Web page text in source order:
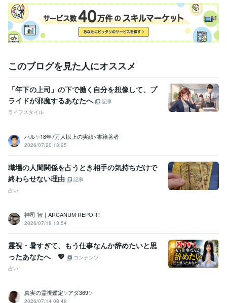
https://coconala.com/invite/F8CSJV
招待コード：F8CSJV
経験職種
営業 / 海外営業 経験年数 : 8年
ライフスタイル・その他 / キャリア・資格アドバイザー
年
職歴
傾聴カウンセラーになるまでの道① 2013年2月 ~ 現在
傾聴カウンセラーになるまでの道② 2021年2月 ~ 現在
産業カウンセラーと出会わなかったら今の私はいない奇跡の合格
家資格キャリコン試験官が傾聴力を高く評価して下さり一発合格
家資格精神保健福祉士になるためキツイ実習も頑張った一発合格
資格・検定
産業カウンセラー 取得年 : 2012年
キャリアコンサルタント
ビジネス・クリエイティブツール
Excel:15年PowerPoint:15年Google サイト:10年
Google スプレッドシート:10年Google スライド:10年
Google ドキュメント:10年
Moneyfoward:10年
ジョブカン会計:10年
傾聴スキル（産業カウンセラー）:12年
このブログを見た人にオススメ
「年下の上司」の下で働く自分を想像して、プ
ライドが邪魔するあなたへ
記事
ライフスタイル
ハル✨18年7万人以上の実績×書籍著者
2026/07/20 13:25
職場の人間関係を占うとき相手の気持ちだけで
終わらせない理由
記事
占い
神司 智｜ARCANUM REPORT
2026/07/18 13:54
霊視・暑すぎて、もう仕事なんか辞めたいと思
ったあなたへ 💖
コンテンツ
占い
真実の霊視鑑定✨アダ369✨
2026/07/14 08:48